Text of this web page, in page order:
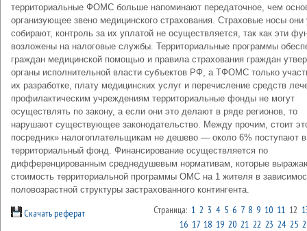
территориальные ФОМС больше напоминают передаточное, чем
организующее звено медицинского страхования. Страховые носы они
собирают, контроль за их уплатой не осуществляется, так как эти
возложены на налоговые службы. Территориальные программы
граждан медицинской помощью и правила страхования граждан
органы исполнительной власти субъектов РФ, а ТФОМС только
их разработке, плату медицинских услуг и перечисление средств
профилактическим учреждениям территориальные фонды не могут
осуществлять по закону, а если они это делают в ряде регионов, то
нарушают существующее законодательство. Между прочим, стоит
посредник» налогоплательщикам не дешево — около 6% поступают в
территориальный фонд. Финансирование осуществляется по
дифференцированным среднедушевым нормативам, которые
стоимость территориальной программы ОМС на 1 жителя в
половозрастной структуры застрахованного контингента.
Скачать реферат Страница: 1 2 3 4 5 6 7 8 9 10 11 12
16 17 18 19 20 21 22 23 24 25